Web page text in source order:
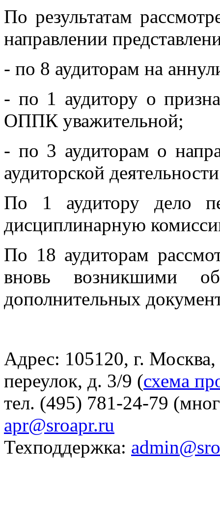
По результатам
направлении
- по 8 аудиторам на
- по 1 аудитору о
ОППК уважительной;
- по 3 аудиторам о
аудиторской
По 1 аудитору дело
дисциплинарную
По 18 аудиторам
вновь возникшими
дополнительных
Адрес: 105120, г.
переулок, д. 3/9 (схема
тел. (495) 781-24-79
apr@sroapr.ru
Техподдержка: